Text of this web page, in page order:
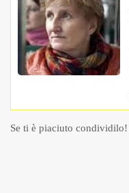
Se ti è piaciuto condividilo!